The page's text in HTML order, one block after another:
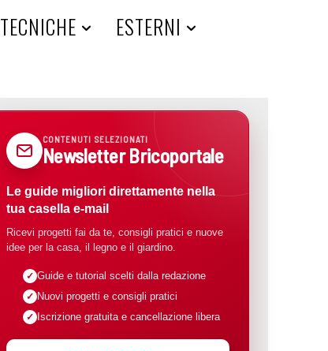
TECNICHE ESTERNI
CONTENUTI SELEZIONATI
Newsletter Bricoportale
Le guide migliori direttamente nella
tua casella e-mail
Ricevi progetti fai da te, consigli pratici e nuove
idee per la casa, il legno e il giardino.
Guide e tutorial scelti dalla redazione
Nuovi progetti e consigli pratici
Iscrizione gratuita e cancellazione libera